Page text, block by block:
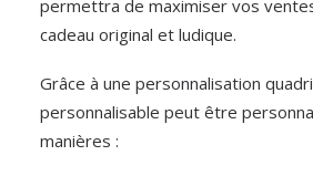
permettra de maximiser vos
cadeau original et ludique.
Grâce à une personnalisation
personnalisable peut être
manières :